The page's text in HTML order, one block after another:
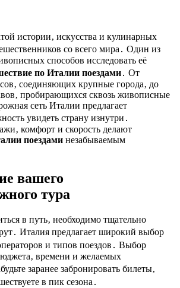
со всего мира․ Один из
способов исследовать её
по Италии поездами․ От
соединяющих крупные города‚ до
пробирающихся сквозь живописные
сеть Италии предлагает
увидеть страну изнутри․
комфорт и скорость делают
поездами незабываемым
вашего
тура
в путь‚ необходимо тщательно
Италия предлагает широкий выбор
и типов поездов․ Выбор
времени и желаемых
заранее забронировать билеты‚
в пик сезона․